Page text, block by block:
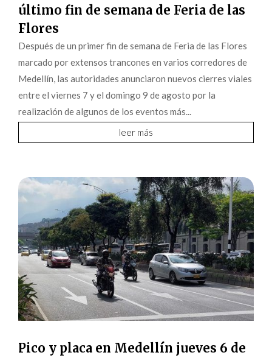
último fin de semana de Feria de las
Flores
Después de un primer fin de semana de Feria de las Flores
marcado por extensos trancones en varios corredores de
Medellín, las autoridades anunciaron nuevos cierres viales
entre el viernes 7 y el domingo 9 de agosto por la
realización de algunos de los eventos más...
leer más
Pico y placa en Medellín jueves 6 de